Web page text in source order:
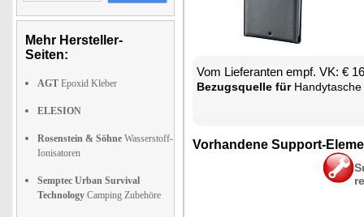
Mehr Hersteller-
Seiten:
AGT Epoxid Kleber
ELESION
Rosenstein & Söhne Wasserstoff-
Ionisatoren
Semptec Urban Survival
Technology Camping Zubehöre
Vom Lie­fe­ran­ten empf. VK: €
Be­zugs­quel­le fürHan­dy­ta­sche
Vor­han­de­ne Sup­port-